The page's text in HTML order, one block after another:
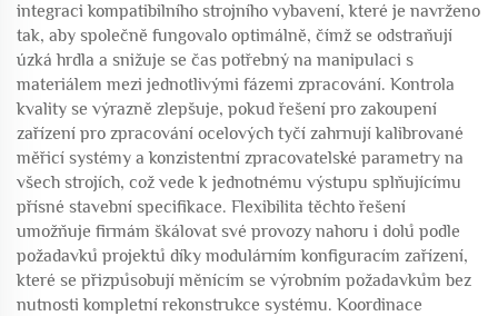
integraci kompatibilního strojního vybavení, které je navrženo
tak, aby společně fungovalo optimálně, čímž se odstraňují
úzká hrdla a snižuje se čas potřebný na manipulaci s
materiálem mezi jednotlivými fázemi zpracování. Kontrola
kvality se výrazně zlepšuje, pokud řešení pro zakoupení
zařízení pro zpracování ocelových tyčí zahrnují kalibrované
měřicí systémy a konzistentní zpracovatelské parametry na
všech strojích, což vede k jednotnému výstupu splňujícímu
přísné stavební specifikace. Flexibilita těchto řešení
umožňuje firmám škálovat své provozy nahoru i dolů podle
požadavků projektů díky modulárním konfiguracím zařízení,
které se přizpůsobují měnícím se výrobním požadavkům bez
nutnosti kompletní rekonstrukce systému. Koordinace